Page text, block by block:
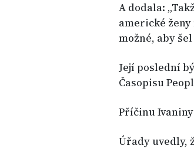
A dodala:
americké
možné, aby
Její poslední
Časopisu
Příčinu
Úřady uvedly,